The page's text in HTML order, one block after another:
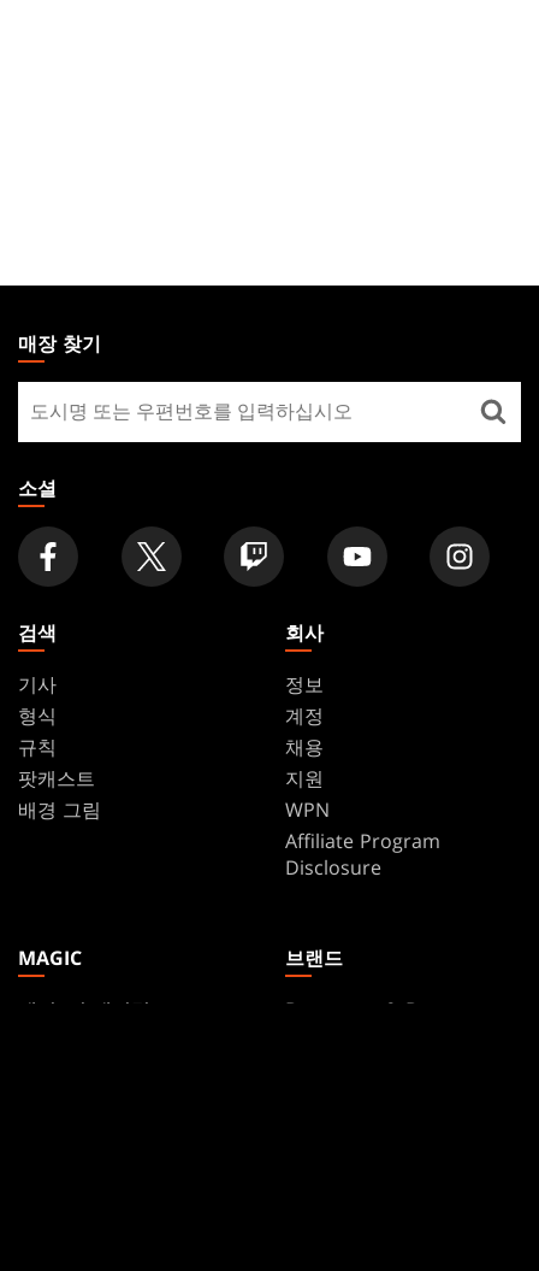
THE
GATHERING
FOOTER
매장 찾기
장
찾
기
소셜
검색
기사
형식
규칙
팟캐스트
배경 그림
회사
정보
계정
채용
지원
WPN
Affiliate Program
Disclosure
MAGIC
매직: 더 개더링
브랜드
Dungeons & Dragons